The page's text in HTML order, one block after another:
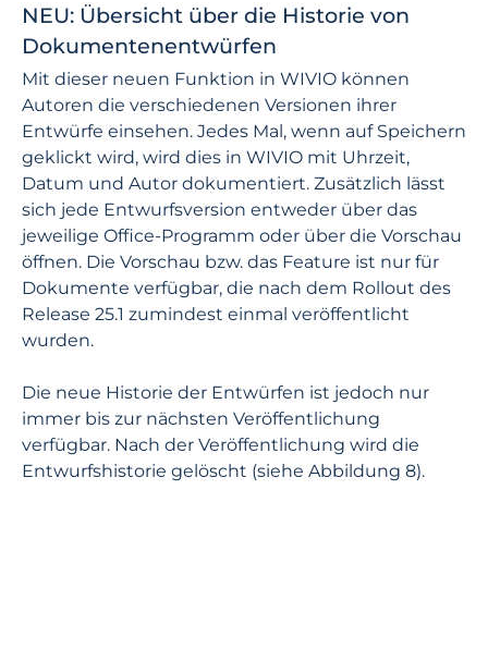
NEU: Übersicht über die Historie von
Dokumentenentwürfen
Mit dieser neuen Funktion in WIVIO können
Autoren die verschiedenen Versionen ihrer
Entwürfe einsehen. Jedes Mal, wenn auf Speichern
geklickt wird, wird dies in WIVIO mit Uhrzeit,
Datum und Autor dokumentiert. Zusätzlich lässt
sich jede Entwurfsversion entweder über das
jeweilige Office-Programm oder über die Vorschau
öffnen. Die Vorschau bzw. das Feature ist nur für
Dokumente verfügbar, die nach dem Rollout des
Release 25.1 zumindest einmal veröffentlicht
wurden.
Die neue Historie der Entwürfen ist jedoch nur
immer bis zur nächsten Veröffentlichung
verfügbar. Nach der Veröffentlichung wird die
Entwurfshistorie gelöscht (siehe Abbildung 8).